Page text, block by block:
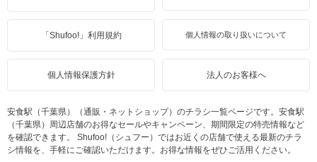
「Shufoo!」利用規約 個人情報の取り扱いについて
個人情報保護方針 法人のお客様へ
安食駅（千葉県）（通販・ネットショップ）のチラシ一覧ページです。安食駅
（千葉県）周辺店舗のお得なセールやキャンペーン、期間限定の特売情報など
を確認できます。 Shufoo!（シュフー）ではお近くの店舗で使える最新のチラ
シ情報を、手軽にご確認いただけます。お得な情報をぜひご活用ください。